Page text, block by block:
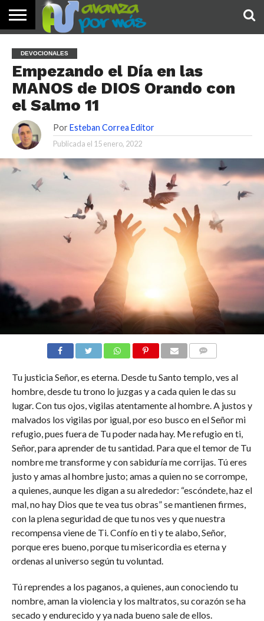
PALABRA
DE HOY
DEVOCIONALES
NOTICIAS
TESTIMONIOS
ORACIONES
SOBRE
NOSOTROS
IMÁGENES
DEVOCIONALES
Empezando el Día en las
MANOS de DIOS Orando con
el Salmo 11
Por Esteban Correa Editor
Publicada el 15 enero, 2022
Tu justicia Señor, es eterna. Desde tu Santo templo, ves al
hombre, desde tu trono lo juzgas y a cada quien le das su
lugar. Con tus ojos, vigilas atentamente al hombre. A justos y
malvados los vigilas por igual, por eso busco en el Señor mi
refugio, pues fuera de Tu poder nada hay. Me refugio en ti,
Señor, para aprender de tu santidad. Para que el temor de Tu
nombre me transforme y con sabiduría me corrijas. Tú eres
justo y amas al hombre justo; amas a quien no se corrompe,
a quienes, aunque les digan a su alrededor: “escóndete, haz el
mal, no hay Dios que te vea tus obras” se mantienen firmes,
con la plena seguridad de que tu nos ves y que nuestra
recompensa viene de Ti. Confío en ti y te alabo, Señor,
porque eres bueno, porque tu misericordia es eterna y
ordenas al universo según tu voluntad.
Tú reprendes a los paganos, a quienes, aun conociendo tu
nombre, aman la violencia y los maltratos, su corazón se ha
secado y endurecido y ya nada bueno sale de ellos.